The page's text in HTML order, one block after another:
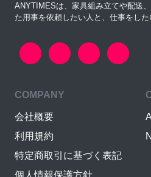
ANYTIMESは、家具組み立てや配送
た用事を依頼したい人と、仕事をした
COMPANY
会社概要
利用規約
特定商取引に基づく表記
個人情報保護方針